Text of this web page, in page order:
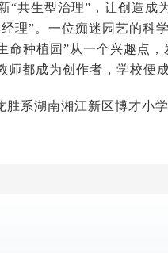
“共生型治理”，让创造成
理”。一位痴迷园艺的科
命种植园”从一个兴趣点
师都成为创作者，学校
胜系湖南湘江新区博才小